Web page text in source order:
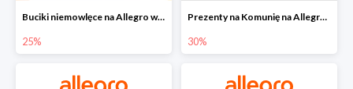
Buciki niemowlęce na Allegro w super cenach
25%
Prezenty na Komunię na Allegro do -30%
30%